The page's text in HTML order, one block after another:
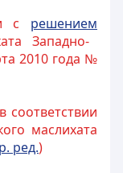
с решением
Западно-
2010 года №
соответствии
маслихата
ред.)